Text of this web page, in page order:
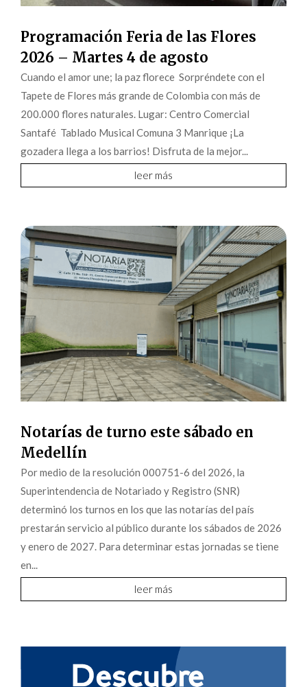
Programación Feria de las Flores
2026 – Martes 4 de agosto
Cuando el amor une; la paz florece Sorpréndete con el
Tapete de Flores más grande de Colombia con más de
200.000 flores naturales. Lugar: Centro Comercial
Santafé Tablado Musical Comuna 3 Manrique ¡La
gozadera llega a los barrios! Disfruta de la mejor...
leer más
Notarías de turno este sábado en
Medellín
Por medio de la resolución 000751-6 del 2026, la
Superintendencia de Notariado y Registro (SNR)
determinó los turnos en los que las notarías del país
prestarán servicio al público durante los sábados de 2026
y enero de 2027. Para determinar estas jornadas se tiene
en...
leer más